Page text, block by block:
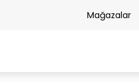
Mağazalar